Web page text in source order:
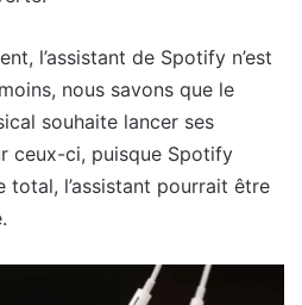
l’assistant de Spotify n’est
nous savons que le
souhaite lancer ses
ceux-ci, puisque Spotify
l’assistant pourrait être